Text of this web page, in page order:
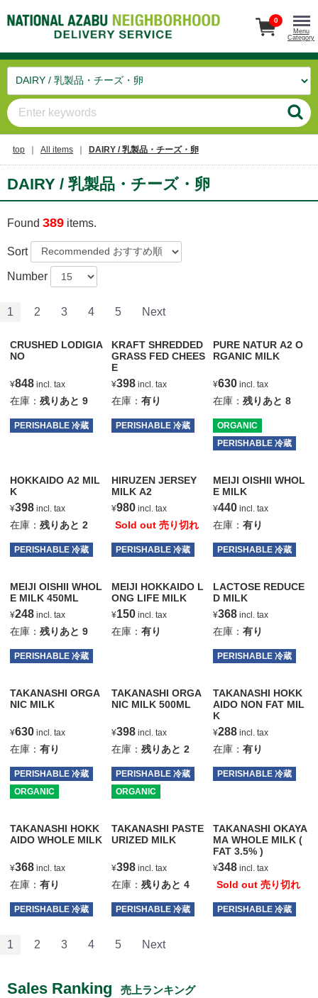
0
Menu
Category
top All items DAIRY / 乳製品・チーズ・卵
DAIRY / 乳製品・チーズ・卵
Found 389 items.
Sort
Number
1 2 3 4 5 Next
CRUSHED LODIGIA
NO
¥848 incl. tax
在庫：残りあと9
PERISHABLE 冷蔵
KRAFT SHREDDED
GRASS FED CHEES
E
¥398incl. tax
在庫： 有り
PERISHABLE 冷蔵
PURE NATUR A2 O
RGANIC MILK
¥630incl. tax
在庫： 残りあと 8
ORGANIC
PERISHABLE 冷蔵
HOKKAIDO A2 MIL
K
¥398 incl. tax
在庫：残りあと2
PERISHABLE 冷蔵
HIRUZEN JERSEY
MILK A2
¥980incl. tax
Sold out 売り切れ
PERISHABLE 冷蔵
MEIJI OISHII WHOL
E MILK
¥440incl. tax
在庫： 有り
PERISHABLE 冷蔵
MEIJI OISHII WHOL
E MILK 450ML
¥248 incl. tax
在庫：残りあと9
PERISHABLE 冷蔵
MEIJI HOKKAIDO L
ONG LIFE MILK
¥150incl. tax
在庫： 有り
LACTOSE REDUCE
D MILK
¥368incl. tax
在庫： 有り
PERISHABLE 冷蔵
TAKANASHI ORGA
NIC MILK
¥630 incl. tax
在庫：有り
PERISHABLE 冷蔵
ORGANIC
TAKANASHI ORGA
NIC MILK 500ML
¥398incl. tax
在庫： 残りあと 2
PERISHABLE 冷蔵
ORGANIC
TAKANASHI HOKK
AIDO NON FAT MIL
K
¥288incl. tax
在庫： 有り
PERISHABLE 冷蔵
TAKANASHI HOKK
AIDO WHOLE MILK
¥368 incl. tax
在庫：有り
PERISHABLE 冷蔵
TAKANASHI PASTE
URIZED MILK
¥398incl. tax
在庫： 残りあと 4
PERISHABLE 冷蔵
TAKANASHI OKAYA
MA WHOLE MILK (
FAT 3.5% )
¥348incl. tax
Sold out 売り切れ
PERISHABLE 冷蔵
1 2 3 4 5 Next
Sales Ranking 売上ランキング